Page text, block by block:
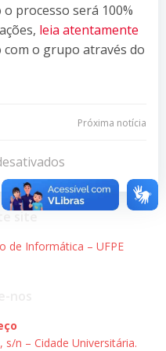
processo será 100%
leia atentamente
o grupo através do
Navegação
Próxima notícia
site
de Informática – UFPE
s/n – Cidade Universitária.